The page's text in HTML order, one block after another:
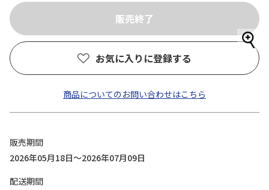
お気に入りに登録する
商品についてのお問い合わせはこちら
販売期間
2026年05月18日～2026年07月09日
配送期間